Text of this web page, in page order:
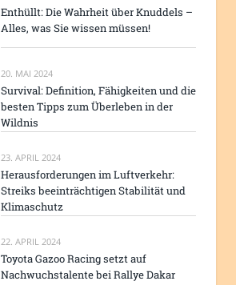
Enthüllt: Die Wahrheit über Knuddels –
Alles, was Sie wissen müssen!
20. MAI 2024
Survival: Definition, Fähigkeiten und die
besten Tipps zum Überleben in der
Wildnis
23. APRIL 2024
Herausforderungen im Luftverkehr:
Streiks beeinträchtigen Stabilität und
Klimaschutz
22. APRIL 2024
Toyota Gazoo Racing setzt auf
Nachwuchstalente bei Rallye Dakar